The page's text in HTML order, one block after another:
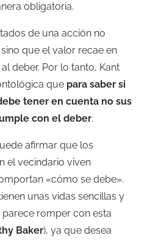
obligatoria.
de una acción no
que el valor recae en
deber. Por lo tanto, Kant
que para saber si
tener en cuenta no sus
con el deber.
afirmar que los
el vecindario viven
«cómo se debe».
unas vidas sencillas y
romper con esta
Baker), ya que desea